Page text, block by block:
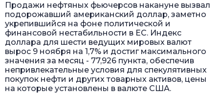
Продажи нефтяных фьючерсов накануне вызвал
подорожавший американский доллар, заметно
укрепившийся на фоне политической и
финансовой нестабильности в ЕС. Индекс
доллара для шести ведущих мировых валют
вырос 9 ноября на 1,7% и достиг максимального
значения за месяц - 77,926 пункта, обеспечив
непривлекательные условия для спекулятивных
покупок нефти и других товарных активов, цены
на которые установлены в валюте США.